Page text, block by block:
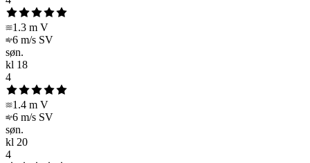
1.3 m V
6 m/s SV
søn.
kl 18
4
1.4 m V
6 m/s SV
søn.
kl 20
4